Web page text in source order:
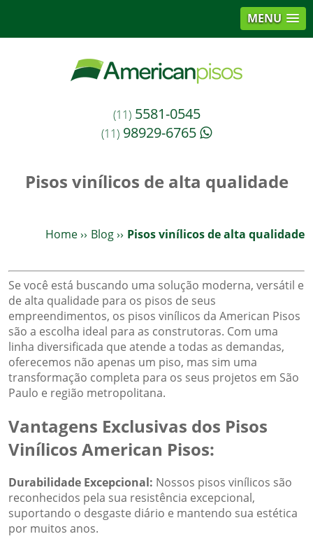
MENU
(11)5581-0545
(11) 98929-6765
Pisos vinílicos de alta qualidade
Home›› Blog›› Pisos vinílicos de alta qualidade
Se você está buscando uma solução moderna, versátil e
de alta qualidade para os pisos de seus
empreendimentos, os pisos vinílicos da American Pisos
são a escolha ideal para as construtoras. Com uma
linha diversificada que atende a todas as demandas,
oferecemos não apenas um piso, mas sim uma
transformação completa para os seus projetos em São
Paulo e região metropolitana.
Vantagens Exclusivas dos Pisos
Vinílicos American Pisos:
Durabilidade Excepcional: Nossos pisos vinílicos são
reconhecidos pela sua resistência excepcional,
suportando o desgaste diário e mantendo sua estética
por muitos anos.